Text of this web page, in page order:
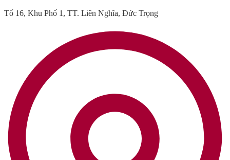
Tổ 16, Khu Phố 1, TT. Liên Nghĩa, Đức Trọng